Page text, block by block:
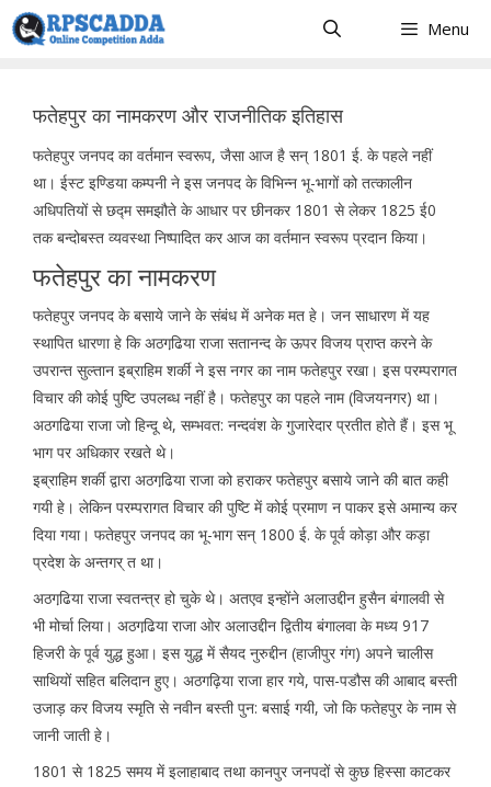
Skip
to
Menu
फतेहपुर का नामकरण और राजनीतिक इतिहास
फतेहपुर जनपद का वर्तमान स्वरूप, जैसा आज है सन् 1801 ई. के पहले नहीं
था। ईस्ट इण्डिया कम्पनी ने इस जनपद के विभिन्न भू-भागों को तत्कालीन
अधिपतियों से छद्म समझौते के आधार पर छीनकर 1801 से लेकर 1825 ई0
तक बन्दोबस्त व्यवस्था निष्पादित कर आज का वर्तमान स्वरूप प्रदान किया।
फतेहपुर का नामकरण
फतेहपुर जनपद के बसाये जाने के संबंध में अनेक मत हे। जन साधारण में यह
स्थापित धारणा हे कि अठगढि़या राजा सतानन्द के ऊपर विजय प्राप्त करने के
उपरान्त सुल्तान इब्राहिम शर्की ने इस नगर का नाम फतेहपुर रखा। इस परम्परागत
विचार की कोई पुष्टि उपलब्ध नहीं है। फतेहपुर का पहले नाम (विजयनगर) था।
अठगढिया राजा जो हिन्दू थे, सम्भवत: नन्दवंश के गुजारेदार प्रतीत होते हैं। इस भू
भाग पर अधिकार रखते थे।
इब्राहिम शर्की द्वारा अठगढि़या राजा को हराकर फतेहपुर बसाये जाने की बात कही
गयी हे। लेकिन परम्परागत विचार की पुष्टि में कोई प्रमाण न पाकर इसे अमान्य कर
दिया गया। फतेहपुर जनपद का भू-भाग सन् 1800 ई. के पूर्व कोड़ा और कड़ा
प्रदेश के अन्तगर् त था।
अठगढि़या राजा स्वतन्त्र हो चुके थे। अतएव इन्होंने अलाउद्दीन हुसैन बंगालवी से
भी मोर्चा लिया। अठगढि़या राजा ओर अलाउद्दीन द्वितीय बंगालवा के मध्य 917
हिजरी के पूर्व युद्ध हुआ। इस युद्ध में सैयद नुरुद्दीन (हाजीपुर गंग) अपने चालीस
साथियों सहित बलिदान हुए। अठगढ़िया राजा हार गये, पास-पडौस की आबाद बस्ती
उजाड़ कर विजय स्मृति से नवीन बस्ती पुन: बसाई गयी, जो कि फतेहपुर के नाम से
जानी जाती हे।
1801 से 1825 समय में इलाहाबाद तथा कानपुर जनपदों से कुछ हिस्सा काटकर